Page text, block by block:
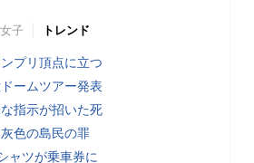
女子 トレンド
プリ頂点に立つ
ームツアー発表
指示が招いた死
色の島民の罪
ャツが乗車券に